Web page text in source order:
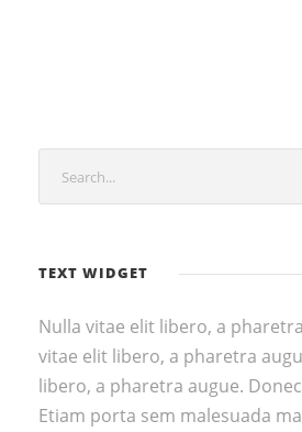
TEXT WIDGET
Nulla vitae elit libero, a
vitae elit libero, a pharetra
libero, a pharetra augue.
Etiam porta sem malesuada